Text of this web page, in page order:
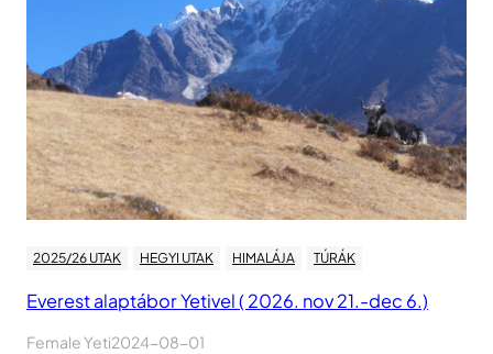
2025/26 UTAK HEGYI UTAK HIMALÁJA TÚRÁK
Everest alaptábor Yetivel ( 2026. nov 21.-dec 6.)
Female Yeti2024-08-01